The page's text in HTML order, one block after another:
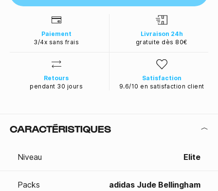
Paiement
3/4x sans frais
Livraison 24h
gratuite dès 80€
Retours
pendant 30 jours
Satisfaction
9.6/10 en satisfaction client
CARACTÉRISTIQUES
Niveau Elite
Packs adidas Jude Bellingham